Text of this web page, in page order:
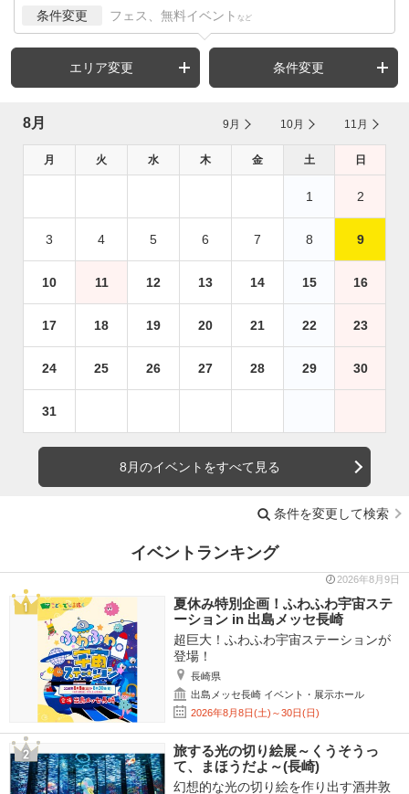
条件変更 フェス、無料イベント など
エリア変更 条件変更
8月 9月 10月 11月
月 火 水 木 金 土 日
1 2
3 4 5 6 7 8 9
10 11 12 13 14 15 16
17 18 19 20 21 22 23
24 25 26 27 28 29 30
31
8月のイベントをすべて見る
条件を変更して検索
イベントランキング
2026年8月9日
夏休み特別企画！ふわふわ宇宙ステ
ーション in 出島メッセ長崎
超巨大！ふわふわ宇宙ステーションが
登場！
長崎県
出島メッセ長崎 イベント・展示ホール
2026年8月8日(土)～30日(日)
旅する光の切り絵展～くうそうっ
て、まほうだよ～(長崎)
幻想的な光の切り絵を作り出す酒井敦